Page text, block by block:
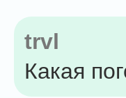
trvl
Какая